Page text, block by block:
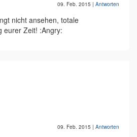
09. Feb. 2015 | Antworten
nicht ansehen, totale
eurer Zeit! :Angry:
09. Feb. 2015 | Antworten